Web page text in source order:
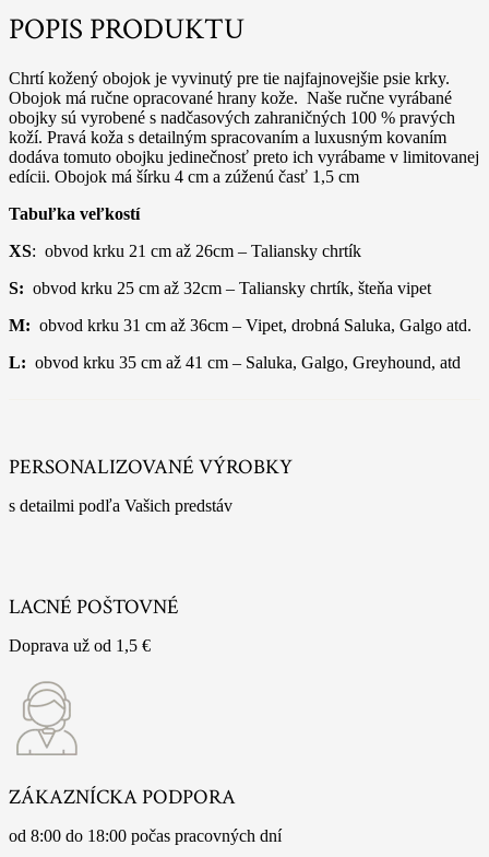
POPIS PRODUKTU
Chrtí kožený obojok je vyvinutý pre tie najfajnovejšie psie krky.
Obojok má ručne opracované hrany kože. Naše ručne vyrábané
obojky sú vyrobené s nadčasových zahraničných 100 % pravých
koží. Pravá koža s detailným spracovaním a luxusným kovaním
dodáva tomuto obojku jedinečnosť preto ich vyrábame v limitovanej
edícii. Obojok má šírku 4 cm a zúženú časť 1,5 cm
Tabuľka veľkostí
XS: obvod krku 21 cm až 26cm – Taliansky chrtík
S: obvod krku 25 cm až 32cm – Taliansky chrtík, šteňa vipet
M: obvod krku 31 cm až 36cm – Vipet, drobná Saluka, Galgo atd.
L: obvod krku 35 cm až 41 cm – Saluka, Galgo, Greyhound, atd
PERSONALIZOVANÉ VÝROBKY
s detailmi podľa Vašich predstáv
LACNÉ POŠTOVNÉ
Doprava už od 1,5 €
ZÁKAZNÍCKA PODPORA
od 8:00 do 18:00 počas pracovných dní